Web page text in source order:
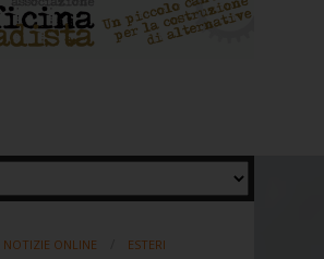
NOTIZIE ONLINE ESTERI